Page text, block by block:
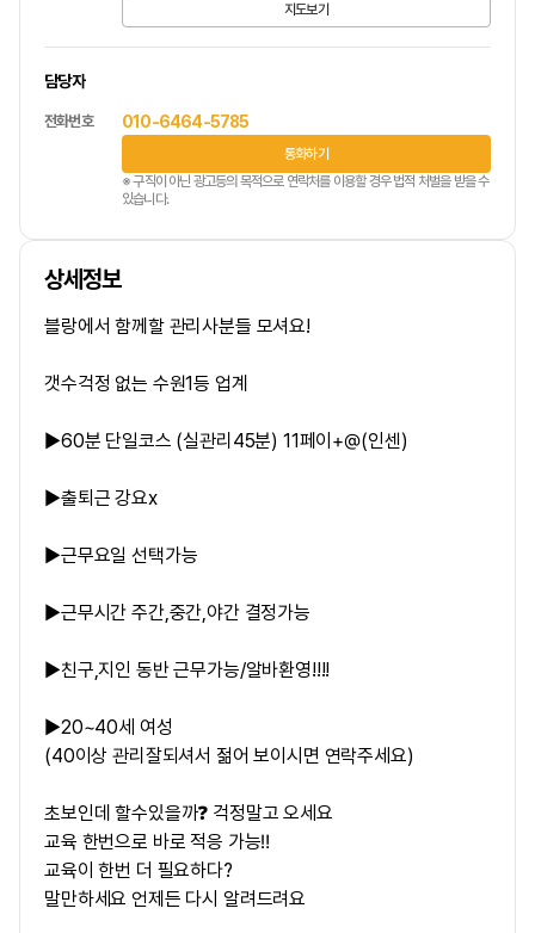
지도보기
담당자
전화번호 010-6464-5785
통화하기
※ 구직이 아닌 광고등의 목적으로 연락처를 이용할 경우 법적 처벌을 받을 수
있습니다.
상세정보
블랑에서 함께할 관리사분들 모셔요!
갯수걱정 없는 수원1등 업계
▶60분 단일코스 (실관리45분) 11페이+@(인센)
▶출퇴근 강요x
▶근무요일 선택가능
▶근무시간 주간,중간,야간 결정가능
▶친구,지인 동반 근무가능/알바환영!!!!
▶20~40세 여성
(40이상 관리잘되셔서 젊어 보이시면 연락주세요)
초보인데 할수있을까❓ 걱정말고 오세요
교육 한번으로 바로 적응 가능‼️
교육이 한번 더 필요하다?
말만하세요 언제든 다시 알려드려요